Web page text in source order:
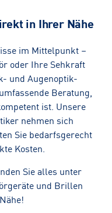
in Ihrer Nähe
im Mittelpunkt –
oder Ihre Sehkraft
und Augenoptik-
Beratung,
ist. Unsere
nehmen sich
Sie bedarfsgerecht
Kosten.
Sie alles unter
und Brillen